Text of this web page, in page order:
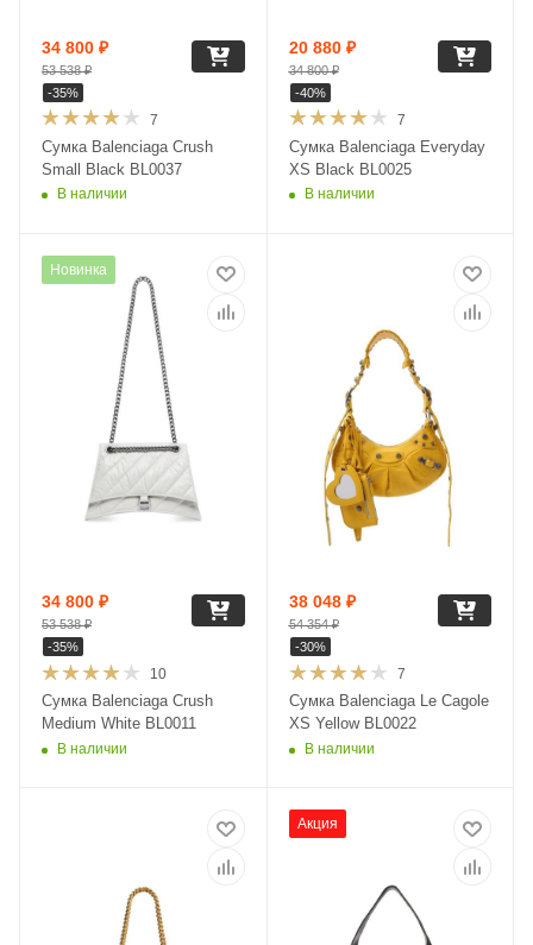
7
Сумка Balenciaga Crush
Small Black BL0037
В наличии
34 800 ₽
53 538₽
-35%
7
Сумка Balenciaga Everyday
XS Black BL0025
В наличии
20 880₽
34 800₽
-40%
Новинка
10
Сумка Balenciaga Crush
Medium White BL0011
В наличии
34 800 ₽
53 538₽
-35%
7
Сумка Balenciaga Le Cagole
XS Yellow BL0022
В наличии
38 048₽
54 354₽
-30%
Акция